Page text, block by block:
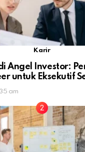
Karir
Angel Investor:
untuk Eksekutif
am